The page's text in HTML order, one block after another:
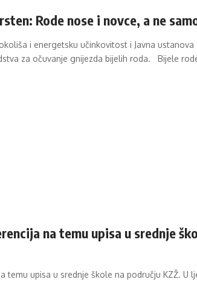
Rode nose i novce, a ne
i energetsku učinkovitost i Javna ustanova
za očuvanje gnijezda bijelih roda. Bijele
na temu upisa u srednje
temu upisa u srednje škole na području KZŽ. U